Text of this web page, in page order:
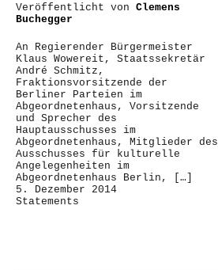
Veröffentlicht von Clemens
Buchegger
An Regierender Bürgermeister
Klaus Wowereit, Staatssekretär
André Schmitz,
Fraktionsvorsitzende der
Berliner Parteien im
Abgeordnetenhaus, Vorsitzende
und Sprecher des
Hauptausschusses im
Abgeordnetenhaus, Mitglieder des
Ausschusses für kulturelle
Angelegenheiten im
Abgeordnetenhaus Berlin, […]
5. Dezember 2014
Statements